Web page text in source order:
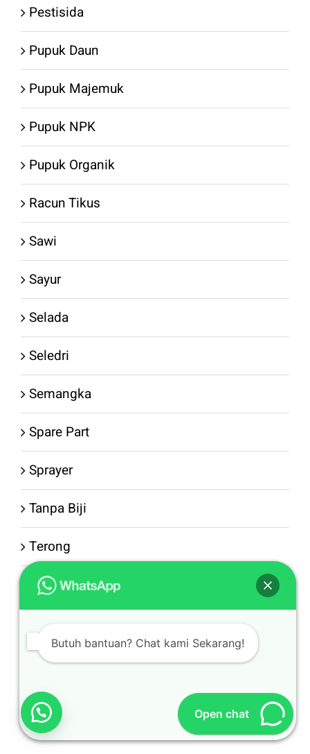
Pestisida
Pupuk Daun
Pupuk Majemuk
Pupuk NPK
Pupuk Organik
Racun Tikus
Sawi
Sayur
Selada
Seledri
Semangka
Spare Part
Sprayer
Tanpa Biji
Terong
Timun
Tomat
Uncategorized
Wortel
Butuh bantuan? Chat kami Sekarang!
Open chat